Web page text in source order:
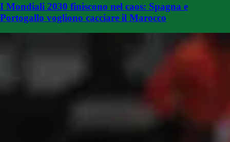
I Mondiali 2030 finiscono nel caos: Spagna e
Portogallo vogliono cacciare il Marocco